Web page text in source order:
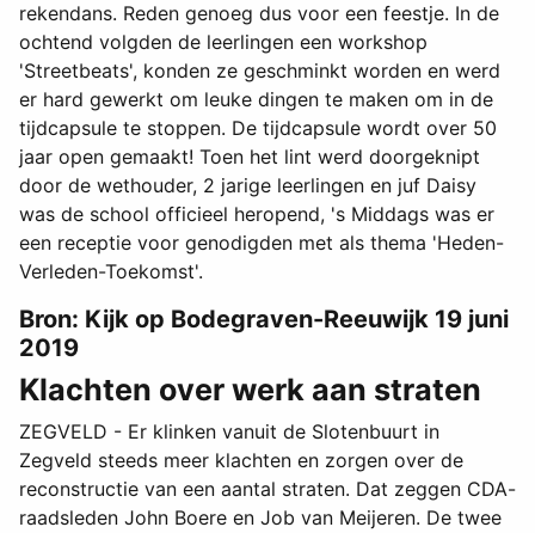
rekendans. Reden genoeg dus voor een feestje. In de
ochtend volgden de leerlingen een workshop
'Streetbeats', konden ze geschminkt worden en werd
er hard gewerkt om leuke dingen te maken om in de
tijdcapsule te stoppen. De tijdcapsule wordt over 50
jaar open gemaakt! Toen het lint werd doorgeknipt
door de wethouder, 2 jarige leerlingen en juf Daisy
was de school officieel heropend, 's Middags was er
een receptie voor genodigden met als thema 'Heden-
Verleden-Toekomst'.
Bron: Kijk op Bodegraven-Reeuwijk 19 juni
2019
Klachten over werk aan straten
ZEGVELD - Er klinken vanuit de Slotenbuurt in
Zegveld steeds meer klachten en zorgen over de
reconstructie van een aantal straten. Dat zeggen CDA-
raadsleden John Boere en Job van Meijeren. De twee